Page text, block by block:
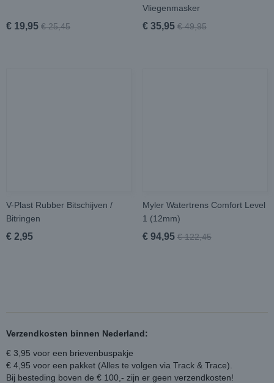
€ 19,95 € 25,45
Vliegenmasker
€ 35,95 € 49,95
V-Plast Rubber Bitschijven /
Bitringen
€ 2,95
Myler Watertrens Comfort Level
1 (12mm)
€ 94,95 € 122,45
Verzendkosten binnen Nederland:
€ 3,95 voor een brievenbuspakje
€ 4,95 voor een pakket (Alles te volgen via Track & Trace).
Bij besteding boven de € 100,- zijn er geen verzendkosten!